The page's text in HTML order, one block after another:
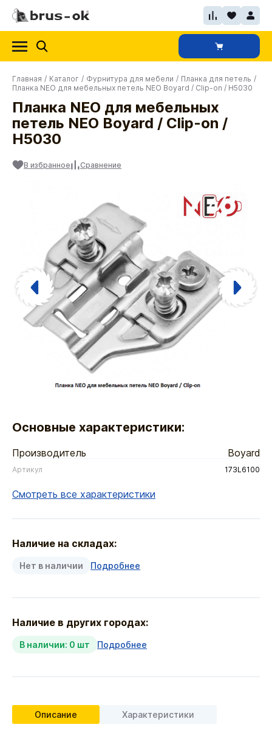
Главная / Каталог / Фурнитура для мебели / Планка для петель /
Планка NEO для мебельных петель NEO Boyard / Clip-on / H5030
Планка NEO для мебельных
петель NEO Boyard / Clip-on /
H5030
В избранное Сравнение
Основные характеристики:
Производитель Boyard
Артикул 173L6100
Смотреть все характеристики
Наличие на складах:
Нет в наличии Подробнее
Наличие в других городах:
В наличии: 0 шт Подробнее
Описание Характеристики